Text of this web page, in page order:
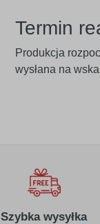
Termin
Produkcja
wysłana na
Szybka wysyłka